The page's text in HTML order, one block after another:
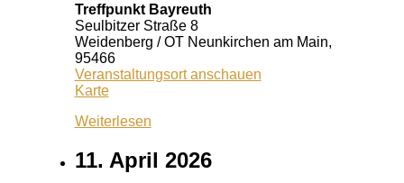
Treffpunkt Bayreuth
Seulbitzer Straße 8
Weidenberg / OT Neunkirchen am Main,
95466
Veranstaltungsort anschauen
KarteTreffpunkt
Weiterlesen
11. April 2026